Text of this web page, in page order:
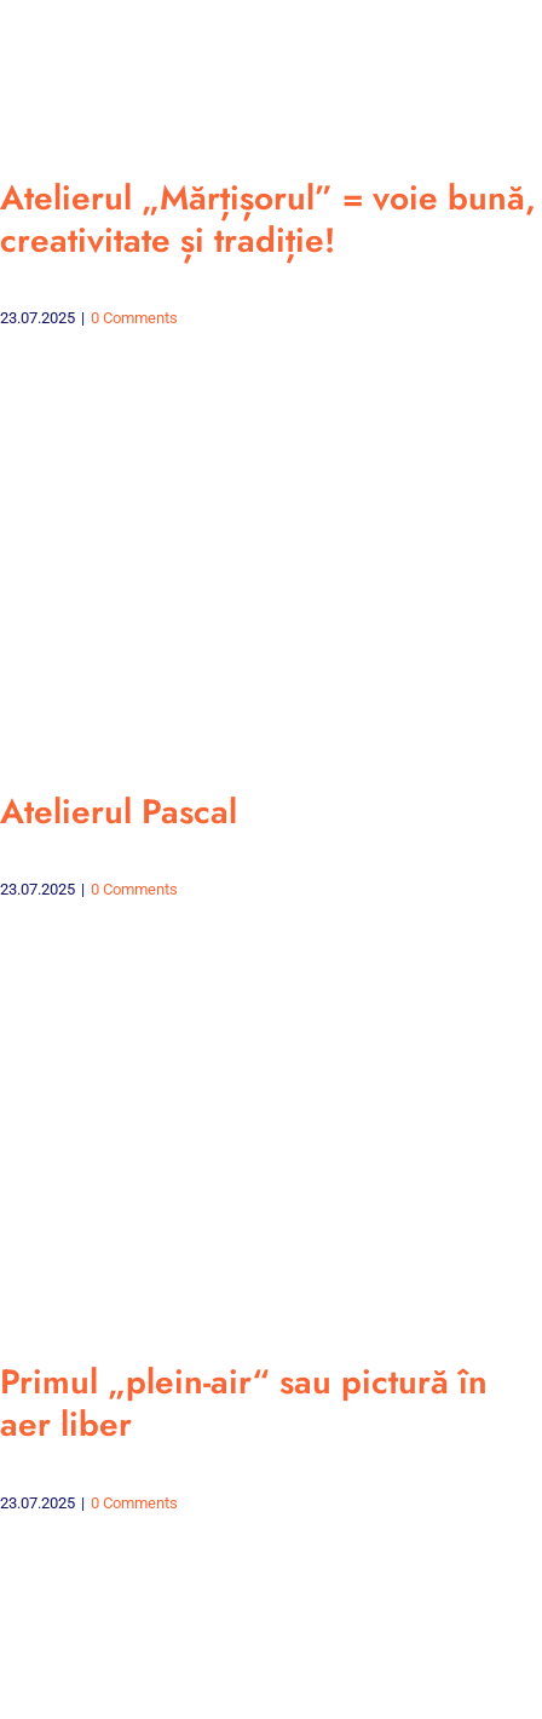
Atelierul „Mărțișorul” = voie bună,
creativitate și tradiție!
23.07.2025 | 0 Comments
Atelierul Pascal
23.07.2025 | 0 Comments
Primul „plein-air“ sau pictură în
aer liber
23.07.2025 | 0 Comments